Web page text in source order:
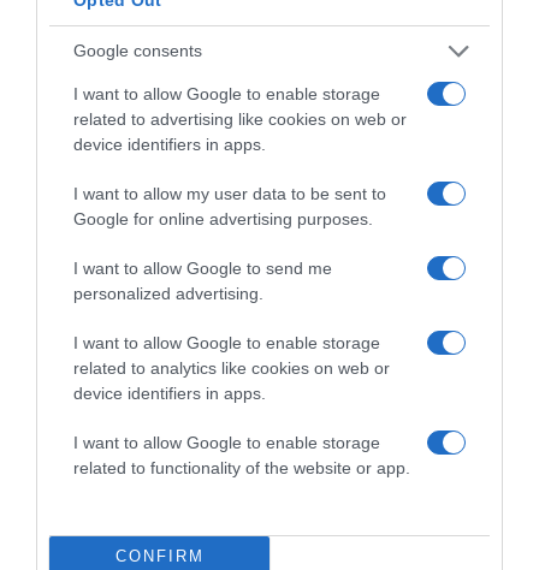
Google consents
I want to allow Google to enable storage
related to advertising like cookies on web or
device identifiers in apps.
I want to allow my user data to be sent to
Google for online advertising purposes.
I want to allow Google to send me
personalized advertising.
I want to allow Google to enable storage
related to analytics like cookies on web or
device identifiers in apps.
I want to allow Google to enable storage
related to functionality of the website or app.
CONFIRM
3 ok, amiért egy idősebb nő fiatalabb férfit választ
2026-08-06.
Ahány ház, annyi hűsítő